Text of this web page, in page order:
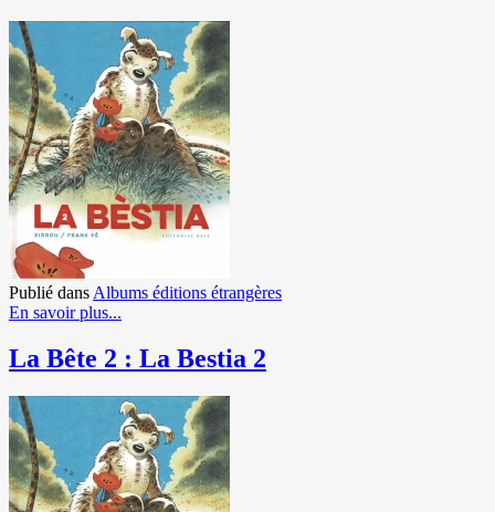
Publié dans Albums éditions étrangères
En savoir plus...
La Bête 2 : La Bestia 2